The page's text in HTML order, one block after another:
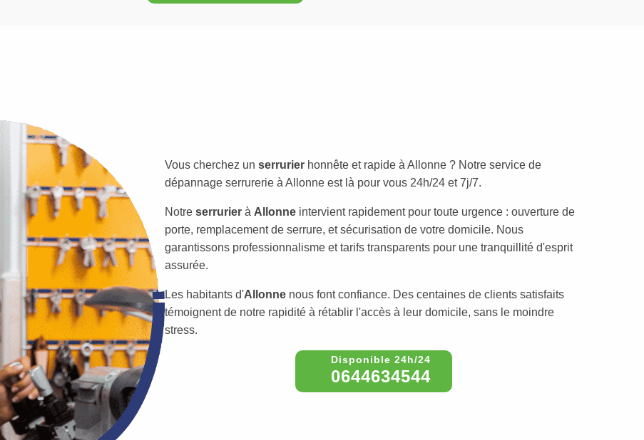
Vous cherchez un serrurier honnête et rapide à Allonne ? Notre service de
dépannage serrurerie à Allonne est là pour vous 24h/24 et 7j/7.
Notre serrurier à Allonne intervient rapidement pour toute urgence : ouverture de
porte, remplacement de serrure, et sécurisation de votre domicile. Nous
garantissons professionnalisme et tarifs transparents pour une tranquillité d'esprit
assurée.
Les habitants d'Allonne nous font confiance. Des centaines de clients satisfaits
témoignent de notre rapidité à rétablir l'accès à leur domicile, sans le moindre
stress.
0644634544